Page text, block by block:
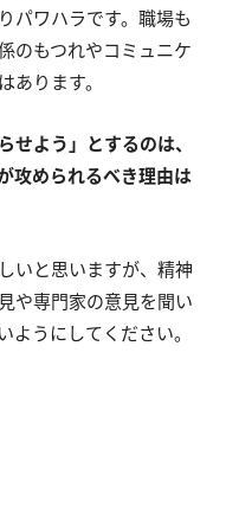
パワハラです。職場も
のもつれやコミュニケ
あります。
せよう」とするのは、
攻められるべき理由は
いと思いますが、精神
や専門家の意見を聞い
ようにしてください。